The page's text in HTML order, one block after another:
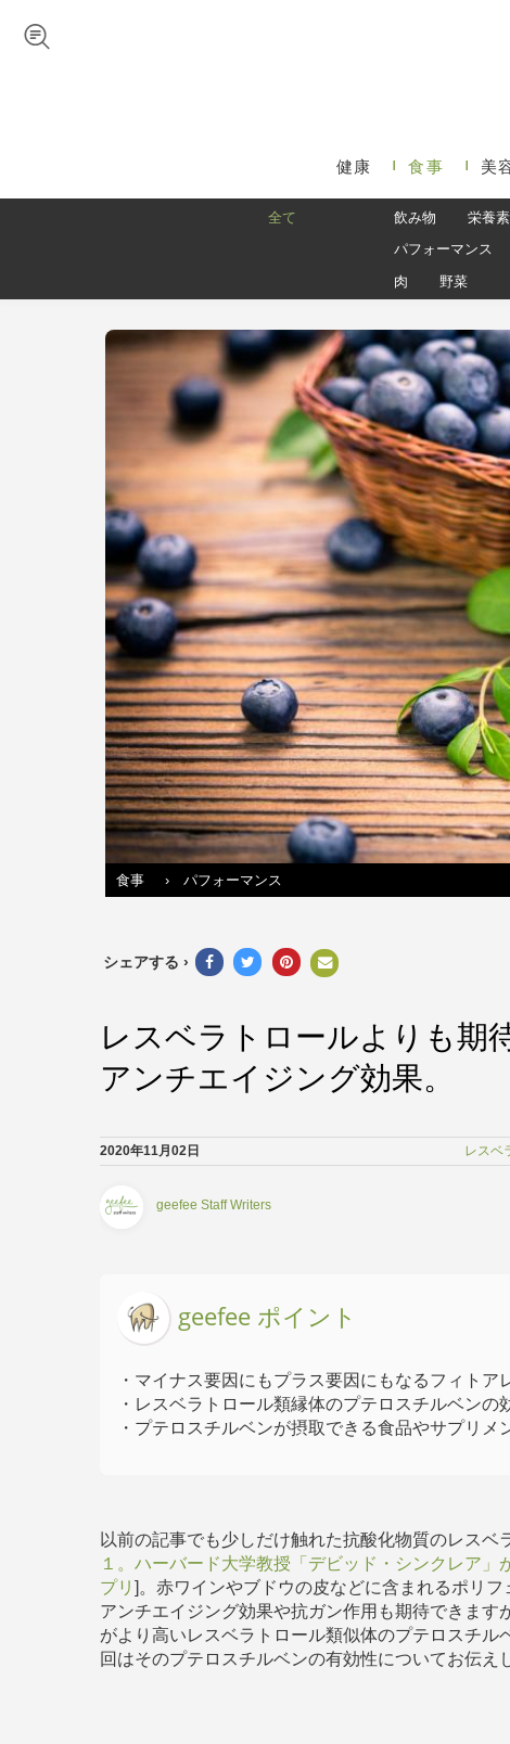
メインメニュー
健康 食事 美
全て 飲み物 栄養素
パフォーマンス
肉
野菜
食事 › パフォーマンス
シェアする ›
レスベラトロールよりも期
アンチエイジング効果。
2020年11月02日 レスベ
geefee Staff Writers
geefee ポイント
・マイナス要因にもプラス要因にもなるフィトア
・レスベラトロール類縁体のプテロスチルベンの
・プテロスチルベンが摂取できる食品やサプリメ
以前の記事でも少しだけ触れた抗酸化物質のレスベ
１。ハーバード大学教授「デビッド・シンクレア
プリ]。赤ワインやブドウの皮などに含まれるポリ
アンチエイジング効果や抗ガン作用も期待できます
がより高いレスベラトロール類似体のプテロスチ
回はそのプテロスチルベンの有効性についてお伝え